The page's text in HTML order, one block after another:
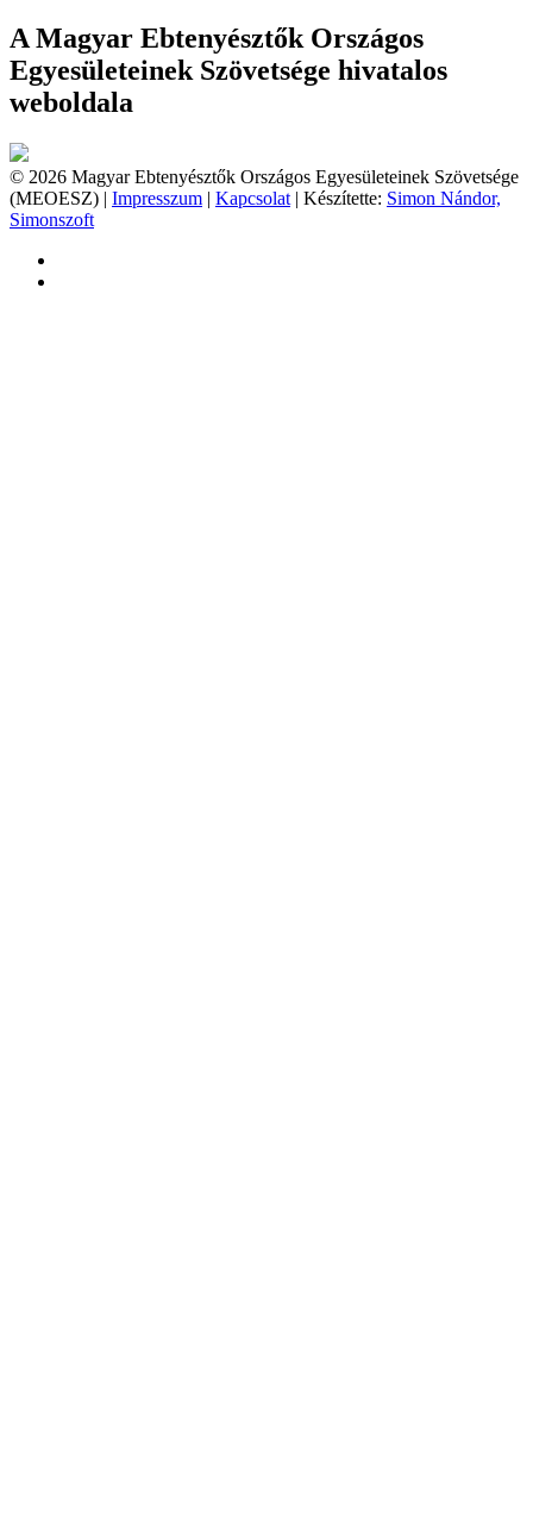
A Magyar Ebtenyésztők Országos
Egyesületeinek Szövetsége hivatalos
weboldala
© 2026 Magyar Ebtenyésztők Országos Egyesületeinek Szövetsége
(MEOESZ) | Impresszum | Kapcsolat | Készítette: Simon Nándor,
Simonszoft